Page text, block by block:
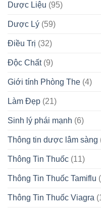
Dược Liệu (95)
Dược Lý (59)
Điều Trị (32)
Độc Chất(9)
Giới tính Phòng The (4)
Làm Đẹp (21)
Sinh lý phái mạnh (6)
Thông tin dược lâm sàng
Thông Tin Thuốc (11)
Thông Tin Thuốc Tamiflu
Thông Tin Thuốc Viagra